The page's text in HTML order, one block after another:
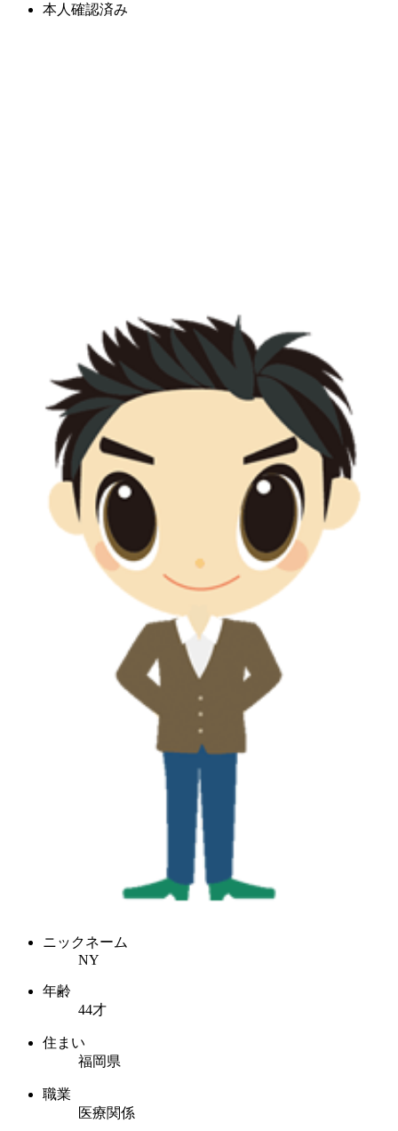
本人確認済み
ニックネーム
NY
年齢
44才
住まい
福岡県
職業
医療関係